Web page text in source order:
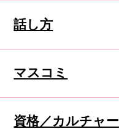
話し方
マスコミ
資格／カルチャー